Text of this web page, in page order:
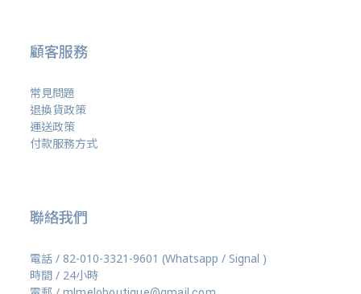
顧客服務
常見問題
退換貨政策
運送政策
付款服務方式
聯絡我們
電話 / 82-010-3321-9601 (Whatsapp / Signal )
時間 / 24小時